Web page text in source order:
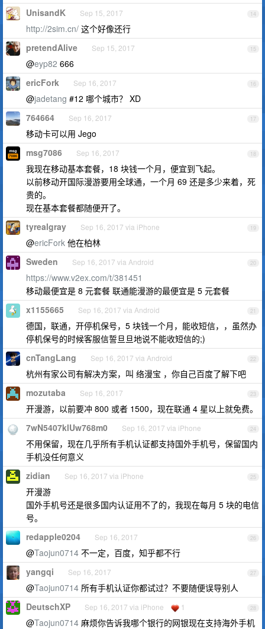
14
UnisandK Sep 15, 2017
http://2sim.cn/ 这个好像还行
15
pretendAlive Sep 15, 2017
@eyp82 666
16
ericFork Sep 16, 2017
@jadetang #12 哪个城市？ XD
17
764664 Sep 16, 2017
移动卡可以用 Jego
18
msg7086 Sep 16, 2017
我现在移动基本套餐，18 块钱一个月，便宜到飞起。
以前移动开国际漫游要用全球通，一个月 69 还是多少来着，死
贵的。
现在基本套餐都随便开了。
19
tyrealgray Sep 16, 2017 via iPhone
@ericFork 他在柏林
20
Sweden Sep 16, 2017 via Android
https://www.v2ex.com/t/381451
移动最便宜是 8 元套餐 联通能漫游的最便宜是 5 元套餐
21
x1155665 Sep 16, 2017 via Android
德国，联通，开停机保号，5 块钱一个月，能收短信，，虽然办
停机保号的时候客服信誓旦旦地说不能收短信的;)
22
cnTangLang Sep 16, 2017 via Android
杭州有家公司有解决方案，叫 络漫宝 ，你自己百度了解下吧
23
mozutaba Sep 16, 2017
开漫游，以前要冲 800 或者 1500，现在联通 4 星以上就免费。
24
7wN5407klUw768m0 Sep 16, 2017 via iPhone
不用保留，现在几乎所有手机认证都支持国外手机号，保留国内
手机没任何意义
25
zidian Sep 16, 2017 via iPhone
开漫游
国外手机号还是很多国内认证用不了的，我现在每月 5 块的电信
号。
26
redapple0204 Sep 16, 2017
@Taojun0714 不一定，百度，知乎都不行
27
yangqi Sep 16, 2017
@Taojun0714 所有手机认证你都试过？不要随便误导别人
28
DeutschXP Sep 16, 2017 via iPhone 1
@Taojun0714 麻烦你告诉我哪个银行的网银现在支持海外手机